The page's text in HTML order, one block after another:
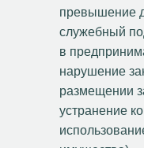
превышение
служебный
в
нарушение
размещении
устранение